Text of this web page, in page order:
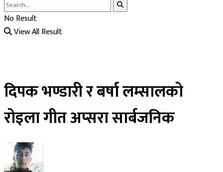
No Result
View All Result
दिपक भण्डारी र बर्षा लम्सालको
रोइला गीत अप्सरा सार्बजनिक